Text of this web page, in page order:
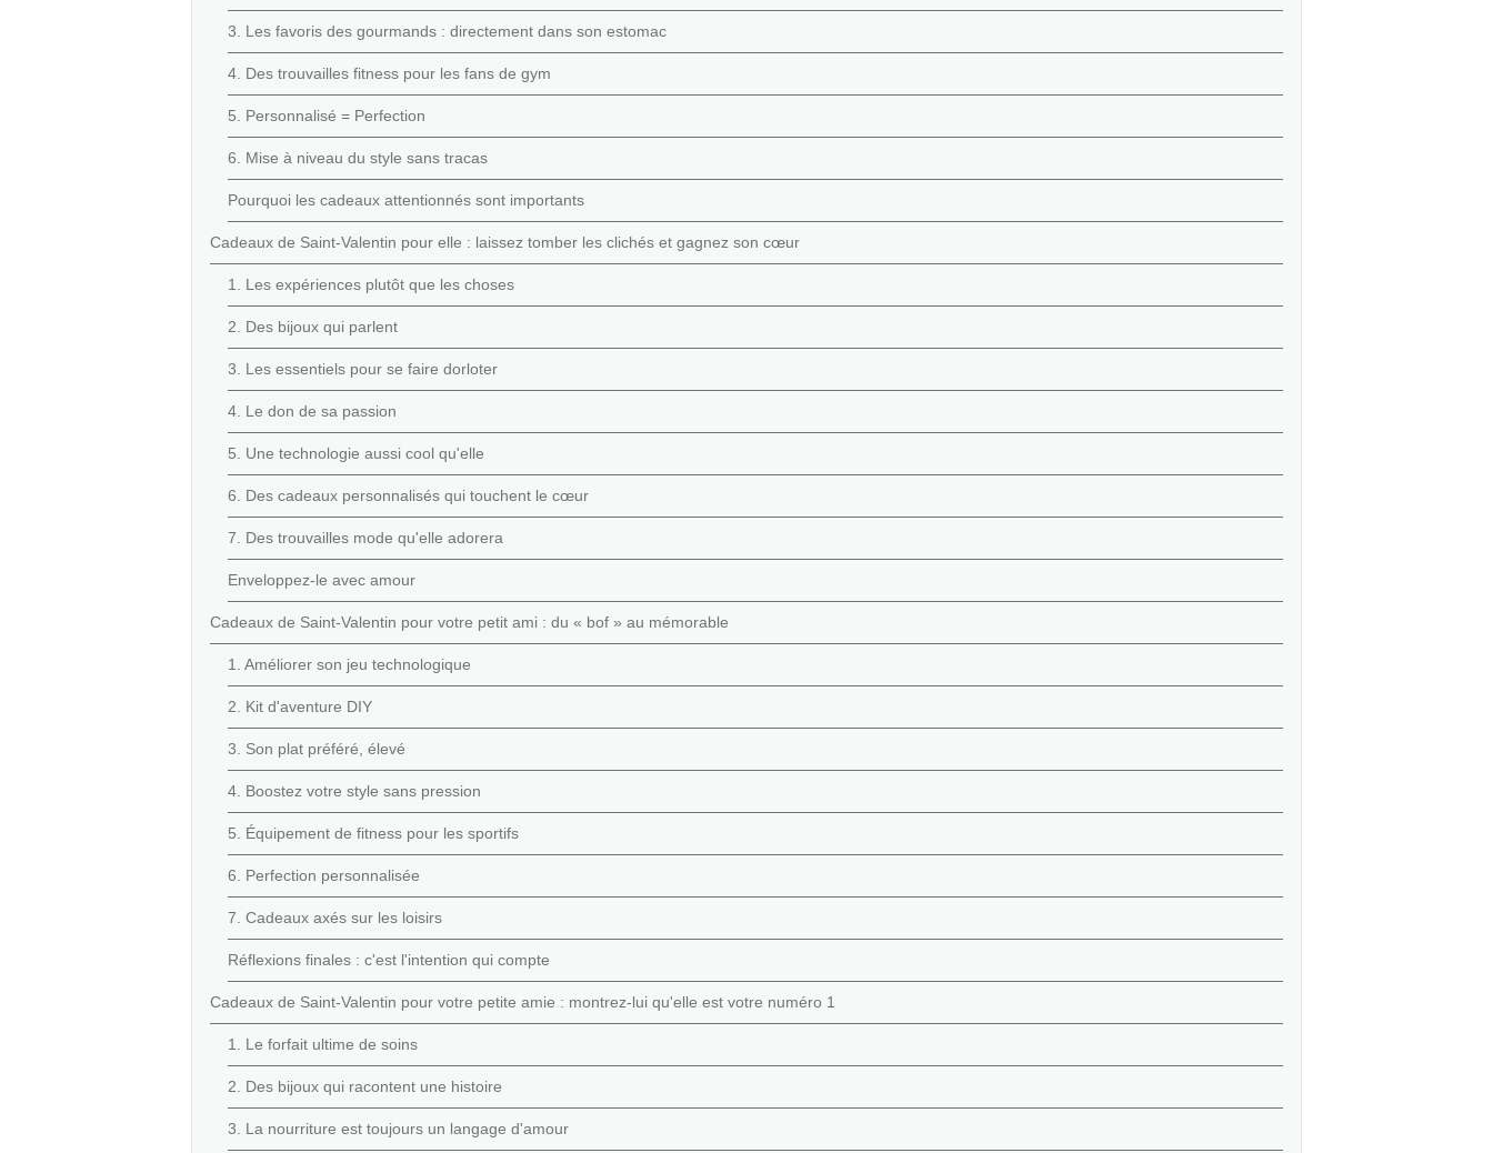
3. Les favoris des gourmands : directement dans son estomac
4. Des trouvailles fitness pour les fans de gym
5. Personnalisé = Perfection
6. Mise à niveau du style sans tracas
Pourquoi les cadeaux attentionnés sont importants
Cadeaux de Saint-Valentin pour elle : laissez tomber les clichés et gagnez son cœur
1. Les expériences plutôt que les choses
2. Des bijoux qui parlent
3. Les essentiels pour se faire dorloter
4. Le don de sa passion
5. Une technologie aussi cool qu'elle
6. Des cadeaux personnalisés qui touchent le cœur
7. Des trouvailles mode qu'elle adorera
Enveloppez-le avec amour
Cadeaux de Saint-Valentin pour votre petit ami : du « bof » au mémorable
1. Améliorer son jeu technologique
2. Kit d'aventure DIY
3. Son plat préféré, élevé
4. Boostez votre style sans pression
5. Équipement de fitness pour les sportifs
6. Perfection personnalisée
7. Cadeaux axés sur les loisirs
Réflexions finales : c'est l'intention qui compte
Cadeaux de Saint-Valentin pour votre petite amie : montrez-lui qu'elle est votre numéro 1
1. Le forfait ultime de soins
2. Des bijoux qui racontent une histoire
3. La nourriture est toujours un langage d'amour